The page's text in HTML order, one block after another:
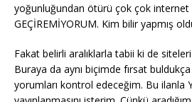
yoğunluğundan ötürü çok çok internet
GEÇİREMİYORUM. Kim bilir yapmış
Fakat belirli aralıklarla tabii ki de
Buraya da aynı biçimde fırsat
yorumları kontrol edeceğim. Bu ilanla